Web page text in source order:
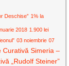
Deschise” 1% la
2018 1.900 lei
03 noiembrie 07
Curativă Simeria –
„Rudolf Steiner”